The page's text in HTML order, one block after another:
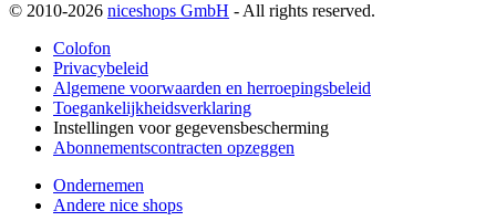
© 2010-2026 niceshops GmbH - All rights reserved.
Colofon
Privacybeleid
Algemene voorwaarden en herroepingsbeleid
Toegankelijkheidsverklaring
Instellingen voor gegevensbescherming
Abonnementscontracten opzeggen
Ondernemen
Andere nice shops